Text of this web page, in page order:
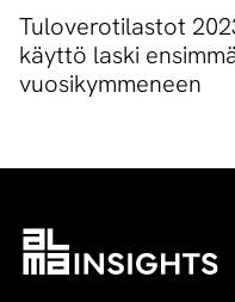
Tuloverotilastot
käyttö laski
vuosikymmeneen